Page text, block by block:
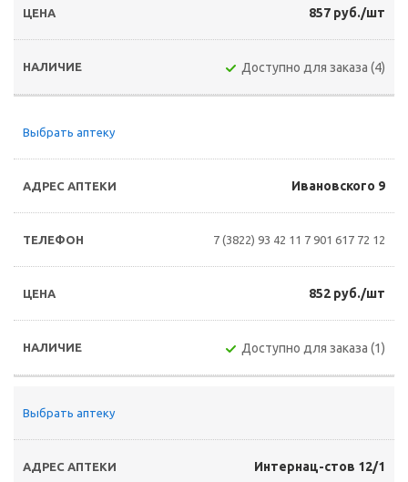
857 руб./шт
Доступно для заказа (4)
Выбрать аптеку
Ивановского 9
7 (3822) 93 42 11 7 901 617 72 12
852 руб./шт
Доступно для заказа (1)
Выбрать аптеку
Интернац-стов 12/1